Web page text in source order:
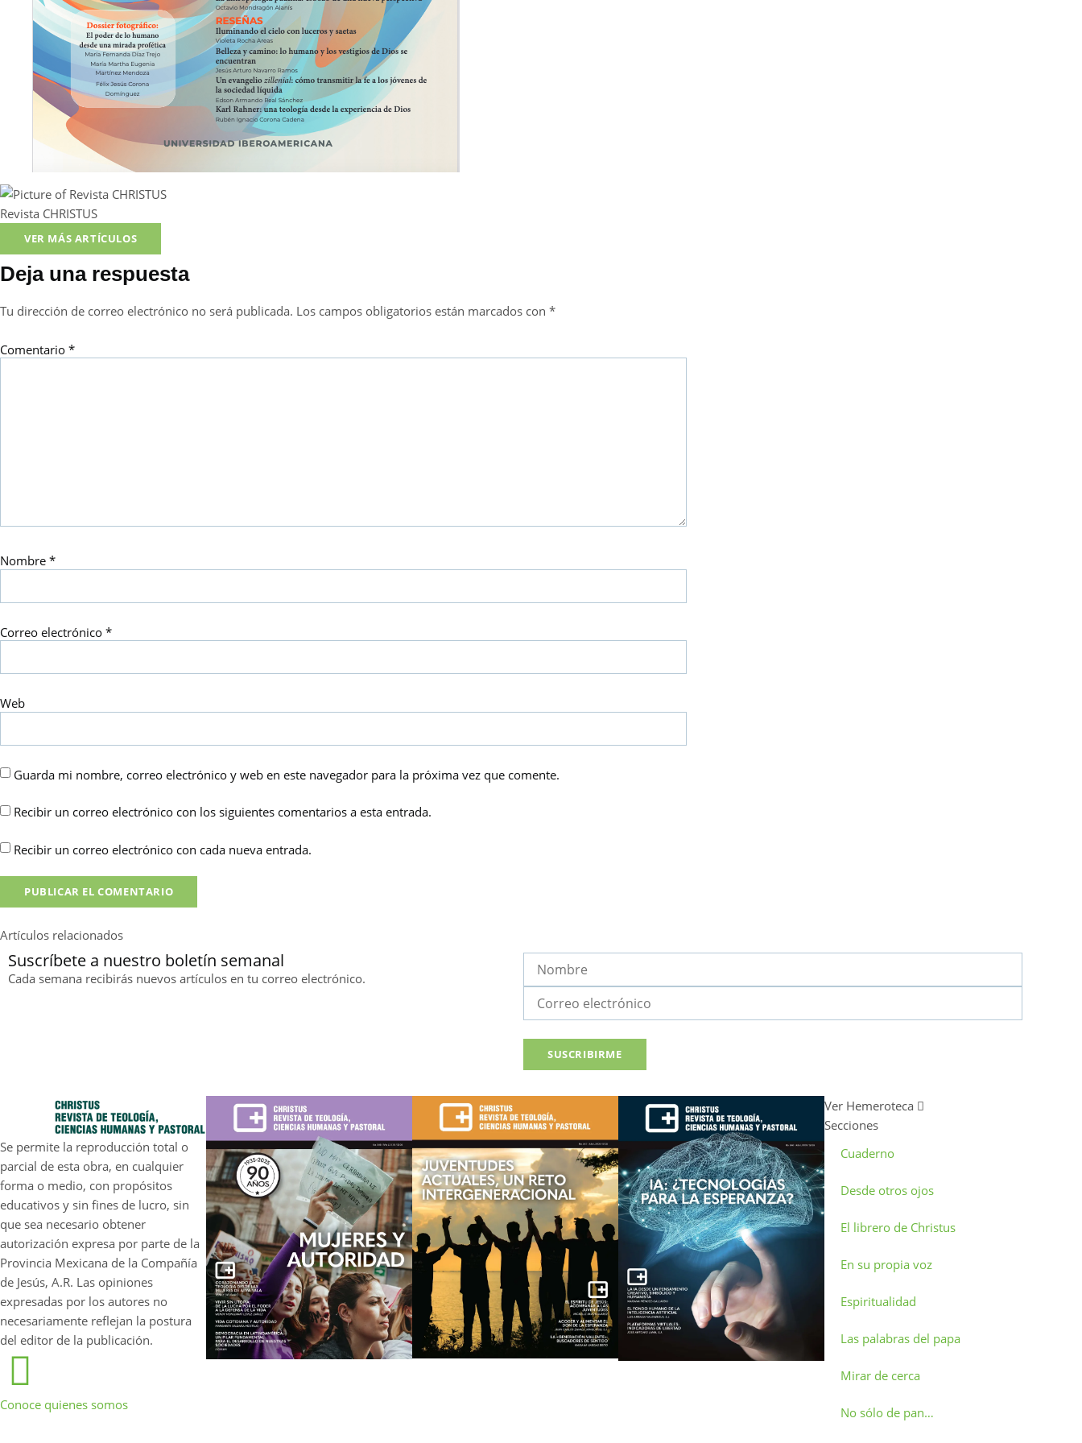
Revista CHRISTUS
VER MÁS ARTÍCULOS
Deja una respuesta
Tu dirección de correo electrónico no será publicada. Los campos obligatorios están marcados con *
Comentario *
Nombre *
Correo electrónico *
Web
Guarda mi nombre, correo electrónico y web en este navegador para la próxima vez que comente.
Recibir un correo electrónico con los siguientes comentarios a esta entrada.
Recibir un correo electrónico con cada nueva entrada.
Artículos relacionados
Suscríbete a nuestro boletín semanal
Cada semana recibirás nuevos artículos en tu correo electrónico.
Se permite la reproducción total o
parcial de esta obra, en cualquier
forma o medio, con propósitos
educativos y sin fines de lucro, sin
que sea necesario obtener
autorización expresa por parte de la
Provincia Mexicana de la Compañía
de Jesús, A.R. Las opiniones
expresadas por los autores no
necesariamente reflejan la postura
del editor de la publicación.
Conoce quienes somos
Ver Hemeroteca
Secciones
Cuaderno
Desde otros ojos
El librero de Christus
En su propia voz
Espiritualidad
Las palabras del papa
Mirar de cerca
No sólo de pan…